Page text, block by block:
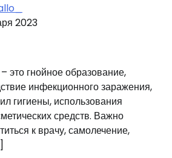
2023
это гнойное образование,
инфекционного заражения,
гигиены, использования
средств. Важно
к врачу, самолечение,